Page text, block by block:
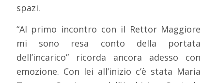
spazi.
“Al primo incontro con il Rettor Maggiore
mi sono resa conto della portata
dell’incarico” ricorda ancora adesso con
emozione. Con lei all’inizio c’è stata Maria